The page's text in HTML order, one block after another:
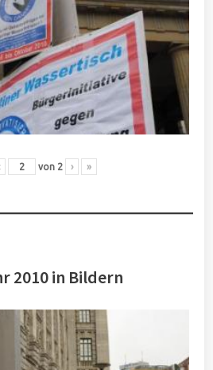
von 2 › »
2010 in Bildern